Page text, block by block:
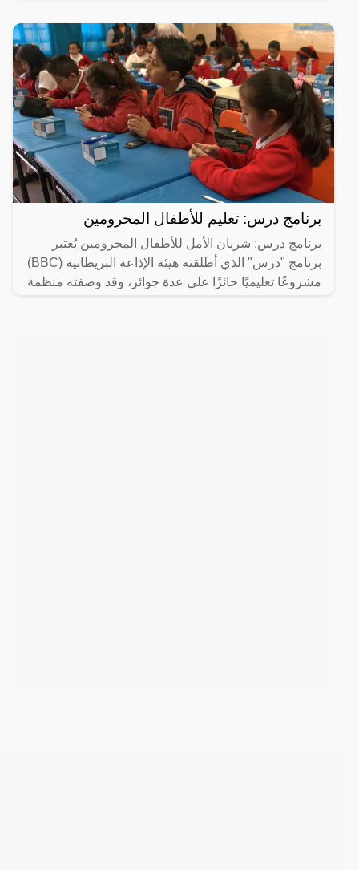
برنامج درس: تعليم للأطفال المحرومين
برنامج درس: شريان الأمل للأطفال المحرومين يُعتبر
برنامج "درس" الذي أطلقته هيئة الإذاعة البريطانية (BBC)
مشروعًا تعليميًا حائزًا على عدة جوائز، وقد وصفته منظمة